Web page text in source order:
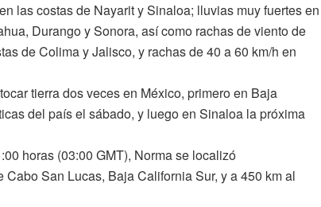
las costas de Nayarit y Sinaloa; lluvias muy fuertes en
Durango y Sonora, así como rachas de viento de
de Colima y Jalisco, y rachas de 40 a 60 km/h en
tierra dos veces en México, primero en Baja
del país el sábado, y luego en Sinaloa la próxima
horas (03:00 GMT), Norma se localizó
San Lucas, Baja California Sur, y a 450 km al